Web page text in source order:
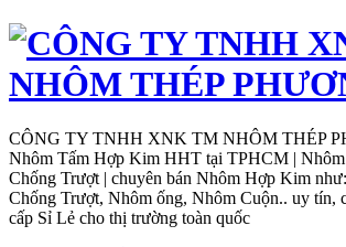
CÔNG TY TNHH XNK TM NHÔM THÉP
Nhôm Tấm Hợp Kim HHT tại TPHCM | Nhôm
Chống Trượt | chuyên bán Nhôm Hợp Kim
Chống Trượt, Nhôm ống, Nhôm Cuộn.. uy tín,
cấp Sỉ Lẻ cho thị trường toàn quốc